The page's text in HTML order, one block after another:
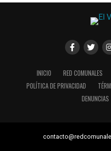
INICIO RED COMUNALES
POLÍTICA DE PRIVACIDAD
DENUNCIAS